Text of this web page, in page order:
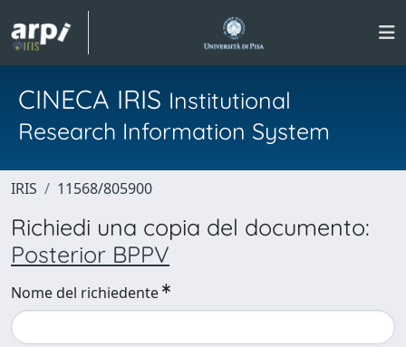
CINECA IRIS Institutional
Research Information System
IRIS 11568/805900
Richiedi una copia del documento:
Posterior BPPV
Nome del richiedente